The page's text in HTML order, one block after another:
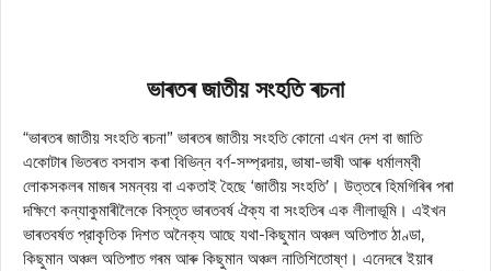
ভাৰতৰ জাতীয় সংহতি ৰচনা
“ভাৰতৰ জাতীয় সংহতি ৰচনা” ভাৰতৰ জাতীয় সংহতি কোনো এখন দেশ বা জাতি
একোটাৰ ভিতৰত বসবাস কৰা বিভিন্ন বর্ণ-সম্প্রদায়, ভাষা-ভাষী আৰু ধর্মালম্বী
লোকসকলৰ মাজৰ সমন্বয় বা একতাই হৈছে ‘জাতীয় সংহতি’। উত্তৰে হিমগিৰিৰ পৰা
দক্ষিণে কন্যাকুমাৰীলৈকে বিস্তৃত ভাৰতবৰ্ষ ঐক্য বা সংহতিৰ এক লীলাভূমি। এইখন
ভাৰতবৰ্ষত প্রাকৃতিক দিশত অনৈক্য আছে যথা-কিছুমান অঞ্চল অতিপাত ঠাণ্ডা,
কিছুমান অঞ্চল অতিপাত গৰম আৰু কিছুমান অঞ্চল নাতিশিতোষ্ণ। এনেদৰে ইয়াৰ